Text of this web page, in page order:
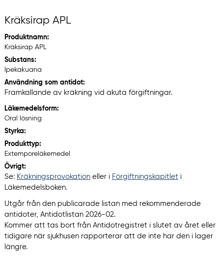
Kräksirap APL
Produktnamn:
Kräksirap APL
Substans:
Ipekakuana
Användning som antidot:
Framkallande av kräkning vid akuta förgiftningar.
Läkemedelsform:
Oral lösning
Styrka:
Produkttyp:
Extemporeläkemedel
Övrigt:
Se: Kräkningsprovokationeller i Förgiftningskapitlet i
Läkemedelsboken.
Utgår från den publicarade listan med rekommenderade
antidoter, Antidotlistan 2026-02.
Kommer att tas bort från Antidotregistret i slutet av året eller
tidigare när sjukhusen rapporterar att de inte har den i lager
längre.